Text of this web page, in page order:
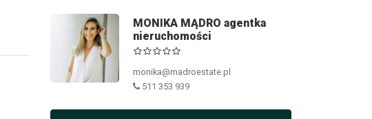
MONIKA MĄDRO agentka
nieruchomości
monika@madroestate.pl
511 353 939